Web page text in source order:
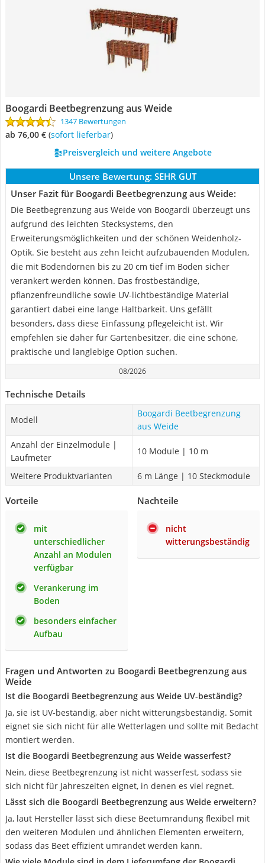
Boogardi Beetbegrenzung aus Weide
1347 Bewertungen
ab 76,00 € ( Sofort lieferbar)
Preisvergleich und weitere Angebote
Unsere Bewertung: SEHR GUT
Unser Fazit für Boogardi Beetbegrenzung aus Weide:
Die Beetbegrenzung aus Weide von Boogardi überzeugt uns
aufgrund des leichten Stecksystems, den
Erweiterungsmöglichkeiten und der schönen Weidenholz-
Optik. Sie besteht aus zehn leicht aufzubauenden Modulen,
die mit Bodendornen bis zu 20 cm tief im Boden sicher
verankert werden können. Das frostbeständige,
pflanzenfreundliche sowie UV-lichtbeständige Material
garantiert dabei eine lange Haltbarkeit. Uns gefällt
besonders, dass diese Einfassung pflegeleicht ist. Wir
empfehlen sie daher für Gartenbesitzer, die eine schöne,
praktische und langlebige Option suchen.
08/2026
Technische Details
Modell
Boogardi Beetbegrenzung
aus Weide
Anzahl der Einzelmodule |
Laufmeter
10 Module | 10 m
Weitere Produktvarianten 6 m Länge | 10 Steckmodule
Vorteile
mit
unterschiedlicher
Anzahl an Modulen
verfügbar
Verankerung im
Boden
besonders einfacher
Aufbau
Nachteile
nicht
witterungsbeständig
Fragen und Antworten zu Boogardi Beetbegrenzung aus
Weide
Ist die Boogardi Beetbegrenzung aus Weide UV-beständig?
Ja, sie ist UV-beständig, aber nicht witterungsbeständig. Somit
eignet sie sich nicht für alle Wetterlagen und sollte mit Bedacht
montiert werden.
Ist die Boogardi Beetbegrenzung aus Weide wasserfest?
Nein, diese Beetbegrenzung ist nicht wasserfest, sodass sie
sich nicht für Jahreszeiten eignet, in denen es viel regnet.
Lässt sich die Boogardi Beetbegrenzung aus Weide erweitern?
Ja, laut Hersteller lässt sich diese Beetumrandung flexibel mit
den weiteren Modulen und ähnlichen Elementen erweitern,
sodass das Beet effizient umrandet werden kann.